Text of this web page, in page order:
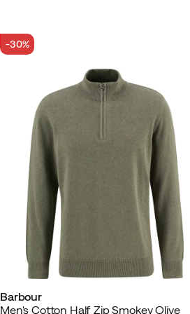
Barbour
Men's Cotton Half Zip Smokey Olive
-30%